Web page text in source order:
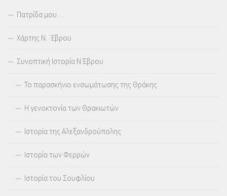
Πατρίδα μου…
Χάρτης Ν.¨Εβρου
Συνοπτική Ιστορία Ν.Έβρου
Το παρασκήνιο ενσωμάτωσης της Θράκης
Η γενοκτονία των Θρακιωτών
Ιστορία της Αλεξανδρούπολης
Ιστορία των Φερρών
Ιστορία του Σουφλίου